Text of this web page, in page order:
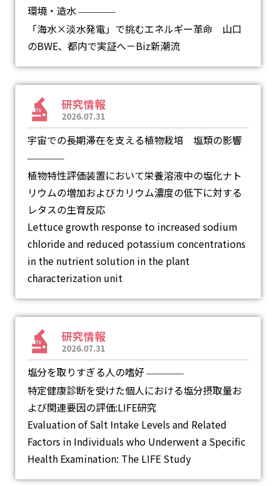
環境・造水 ―
「海水×淡水発電」で挑むエネルギー革命 山口
のBWE、都内で実証へ－Biz新潮流
研究情報
2026.07.31
宇宙での長期滞在を支える植物栽培 塩類の影響
―
植物特性評価装置において栄養溶液中の塩化ナト
リウムの増加およびカリウム濃度の低下に対する
レタスの生育反応
Lettuce growth response to increased sodium
chloride and reduced potassium concentrations
in the nutrient solution in the plant
characterization unit
研究情報
2026.07.31
塩分を取りすぎる人の嗜好 ―
特定健康診断を受けた個人における塩分摂取量お
よび関連要因の評価:LIFE研究
Evaluation of Salt Intake Levels and Related
Factors in Individuals who Underwent a Specific
Health Examination: The LIFE Study